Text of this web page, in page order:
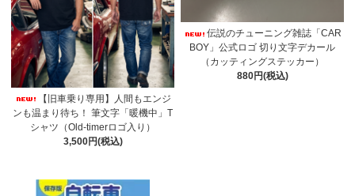
【旧車乗り専用】人間もエンジ
ンも温まり待ち！ 筆文字「暖機中」T
シャツ（Old-timerロゴ入り）
3,500円(税込)
伝説のチューニング雑誌「CAR
BOY」公式ロゴ 切り文字デカール
（カッティングステッカー）
880円(税込)